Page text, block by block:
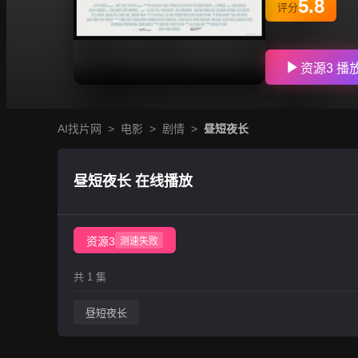
评分5.8
资源3 播
AI找片网 > 电影 > 剧情 > 昼短夜长
昼短夜长 在线播放
资源3 测速失败
共 1 集
昼短夜长